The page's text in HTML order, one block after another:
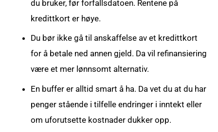
du bruker, før forfallsdatoen. Rentene på
kredittkort er høye.
Du bør ikke gå til anskaffelse av et kredittkort
for å betale ned annen gjeld. Da vil refinansiering
være et mer lønnsomt alternativ.
En buffer er alltid smart å ha. Da vet du at du har
penger stående i tilfelle endringer i inntekt eller
om uforutsette kostnader dukker opp.